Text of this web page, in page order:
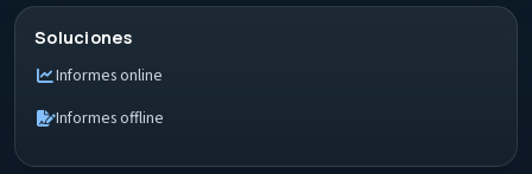
Soluciones
Informes online
Informes offline